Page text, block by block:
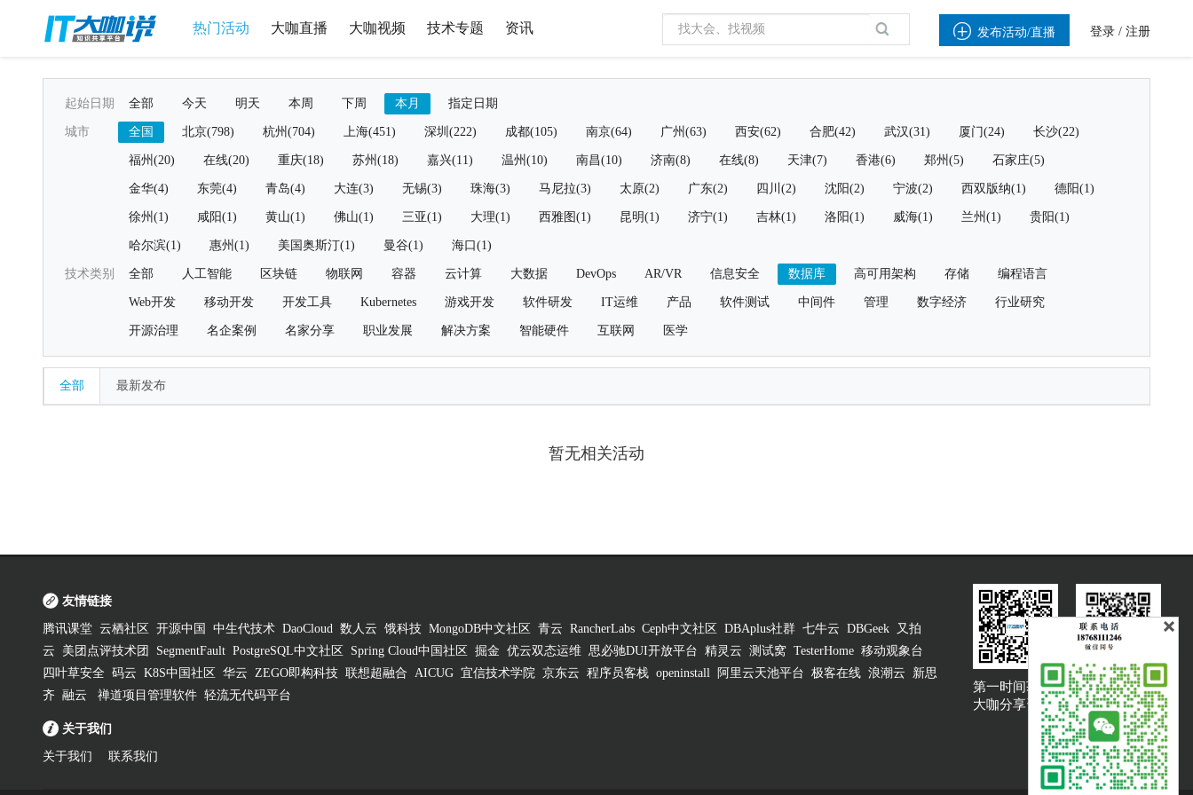
热门活动 大咖直播 大咖视频 技术专题 资讯  发布活动/直播 登录 / 注册
起始日期 全部 今天 明天 本周 下周 本月 指定日期
城市 全国 北京(798) 杭州(704) 上海(451) 深圳(222) 成都(105) 南京(64) 广州(63) 西安(62) 合肥(42) 武汉(31) 厦门(24) 长沙(22)
福州(20) 在线(20) 重庆(18) 苏州(18) 嘉兴(11) 温州(10) 南昌(10) 济南(8) 在线(8) 天津(7) 香港(6) 郑州(5) 石家庄(5)
金华(4) 东莞(4) 青岛(4) 大连(3) 无锡(3) 珠海(3) 马尼拉(3) 太原(2) 广东(2) 四川(2) 沈阳(2) 宁波(2) 西双版纳(1) 德阳(1)
徐州(1) 咸阳(1) 黄山(1) 佛山(1) 三亚(1) 大理(1) 西雅图(1) 昆明(1) 济宁(1) 吉林(1) 洛阳(1) 威海(1) 兰州(1) 贵阳(1)
哈尔滨(1) 惠州(1) 美国奥斯汀(1) 曼谷(1) 海口(1)
技术类别 全部 人工智能 区块链 物联网 容器 云计算 大数据 DevOps AR/VR 信息安全 数据库 高可用架构 存储 编程语言
Web开发 移动开发 开发工具 Kubernetes 游戏开发 软件研发 IT运维 产品 软件测试 中间件 管理 数字经济 行业研究
开源治理 名企案例 名家分享 职业发展 解决方案 智能硬件 互联网 医学
全部 最新发布
暂无相关活动
友情链接
腾讯课堂 云栖社区 开源中国 中生代技术 DaoCloud 数人云 饿科技 MongoDB中文社区 青云 RancherLabs Ceph中文社区 DBAplus社群 七牛云 DBGeek
又拍
云
美团点评技术团 SegmentFault PostgreSQL中文社区 Spring Cloud中国社区 掘金 优云双态运维 思必驰DUI开放平台 精灵云 测试窝 TesterHome 移动观象台
四叶草安全 码云 K8S中国社区 华云 ZEGO即构科技 联想超融合 AICUG 宜信技术学院 京东云 程序员客栈 openinstall 阿里云天池平台 极客在线 浪潮云
新思
齐 融云 禅道项目管理软件 轻流无代码平台
关于我们
关于我们 联系我们
第一时间获取
大咖分享资讯
大咖说吐槽客服